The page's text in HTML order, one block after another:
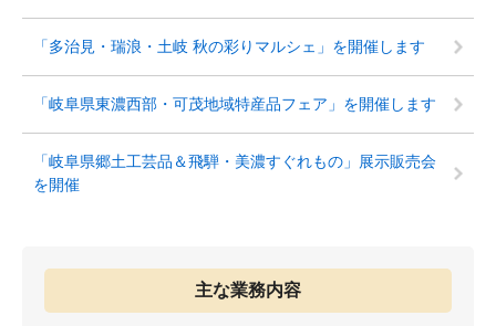
「多治見・瑞浪・土岐 秋の彩りマルシェ」を開催します
「岐阜県東濃西部・可茂地域特産品フェア」を開催します
「岐阜県郷土工芸品＆飛騨・美濃すぐれもの」展示販売会
を開催
主な業務内容